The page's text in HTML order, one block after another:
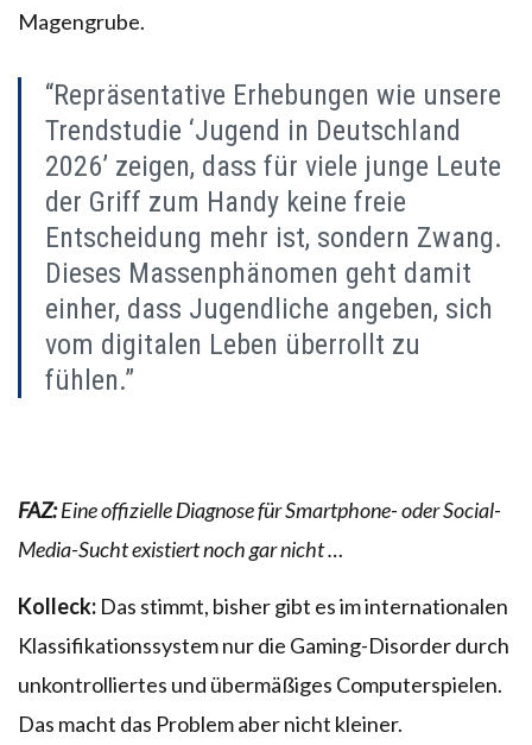
Magengrube.
“Repräsentative Erhebungen wie unsere
Trendstudie ‘Jugend in Deutschland
2026’ zeigen, dass für viele junge Leute
der Griff zum Handy keine freie
Entscheidung mehr ist, sondern Zwang.
Dieses Massenphänomen geht damit
einher, dass Jugendliche angeben, sich
vom digitalen Leben überrollt zu
fühlen.”
FAZ:Eine offizielle Diagnose für Smartphone- oder Social-
Media-Sucht existiert noch gar nicht …
Kolleck: Das stimmt, bisher gibt es im internationalen
Klassifikationssystem nur die Gaming-Disorder durch
unkontrolliertes und übermäßiges Computerspielen.
Das macht das Problem aber nicht kleiner.